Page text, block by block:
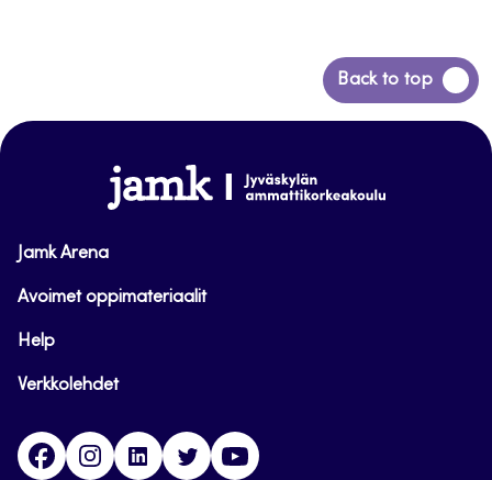
Back to top
Siirry
takaisin
www.jamk.fi
Jamk Arena
Avoimet oppimateriaalit
Help
Verkkolehdet
FacebookInstagramLinkedinTwitter